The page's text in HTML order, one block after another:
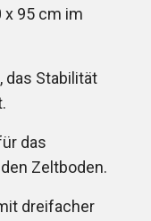
x 95 cm im
das Stabilität
das
Zeltboden.
dreifacher